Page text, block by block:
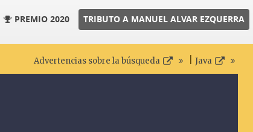
PREMIO 2020 TRIBUTO A MANUEL ALVAR EZQUERRA
Advertencias sobre la búsqueda Java